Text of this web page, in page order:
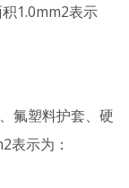
1.0mm2表示
氟塑料护套、硬
表示为：